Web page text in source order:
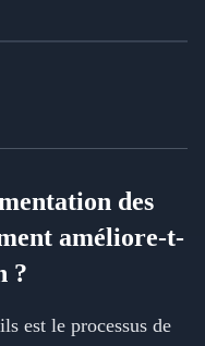
des
améliore-t-
?
est le processus de